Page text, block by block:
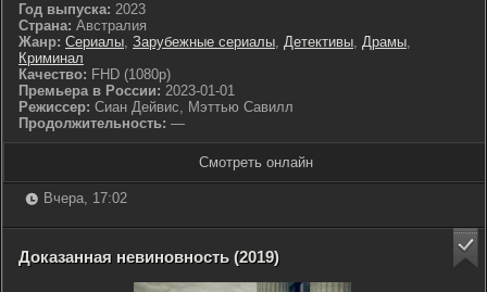
Год выпуска: 2023
Страна: Австралия
Жанр: Сериалы, Зарубежные сериалы, Детективы, Драмы,
Криминал
Качество: FHD (1080p)
Премьера в России: 2023-01-01
Режиссер: Сиан Дейвис, Мэттью Савилл
Продолжительность: —
Смотреть онлайн
Вчера, 17:02
Доказанная невиновность (2019)